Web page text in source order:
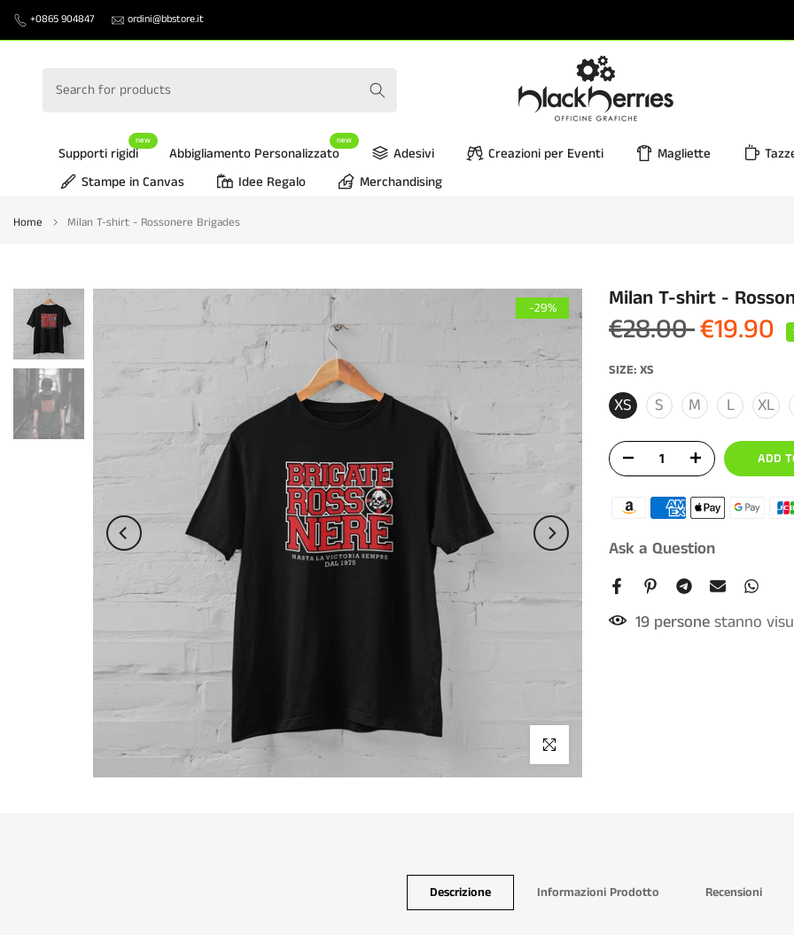
Skip
to
+0865 904847 ordini@bbstore.it
Supporti rigidi
new
Abbigliamento Personalizzato
new
Adesivi Creazioni per Eventi Magliette
Stampe in Canvas
Idee Regalo Merchandising
Home Milan T-shirt - Rossonere Brigades
-29%
Click to enlarge
Milan T-shirt -
€28.00€19.90
SIZE: XS
XS S M L XL
ADD
Ask a Question
17 personestanno
Descrizione Informazioni Prodotto Recensioni